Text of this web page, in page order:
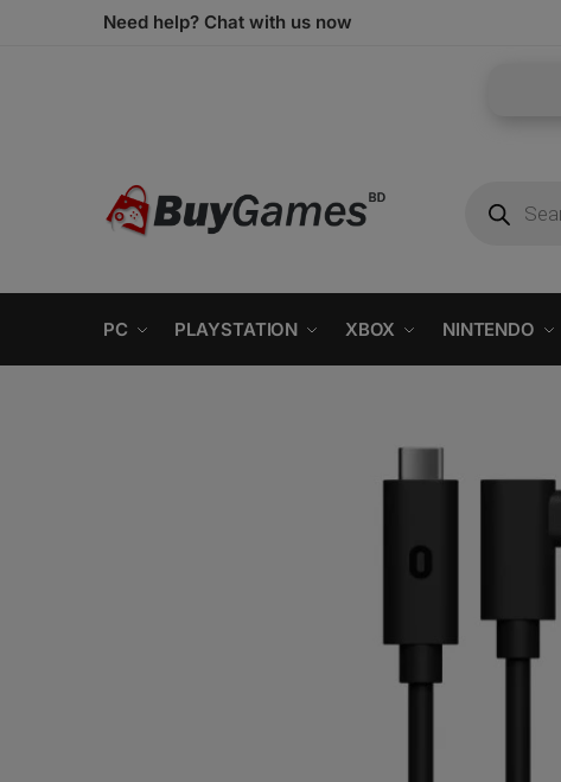
Need help? Chat with us now
PC PLAYSTATION XBOX NINTENDO